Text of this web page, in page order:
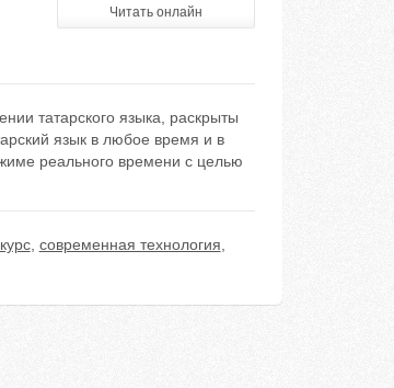
Читать онлайн
татарского языка, раскрыты
язык в любое время и в
реального времени с целью
, современная технология